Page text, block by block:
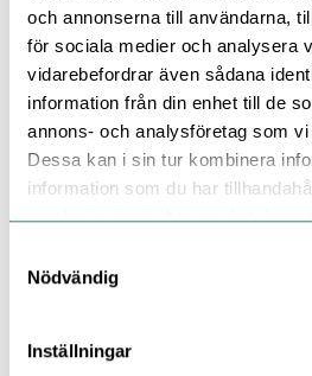
och annonserna till användarna,
för sociala medier och analysera
vidarebefordrar även sådana
information från din enhet till de
annons- och analysföretag som
Dessa kan i sin tur kombinera
information som du har
samlat in när du har använt deras
Nödvändig
Inställningar
Se med mörk